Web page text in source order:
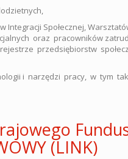
Społecznej,
oraz pracowników
przedsiębiorstw
i narzędzi pracy, w tym
(LINK)